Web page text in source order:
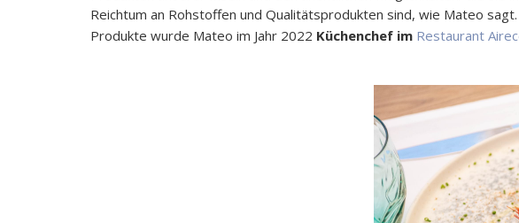
Reichtum an Rohstoffen und Qualitätsprodukten sind, wie Mateo
Produkte wurde Mateo im Jahr 2022 Küchenchef im Restaurant